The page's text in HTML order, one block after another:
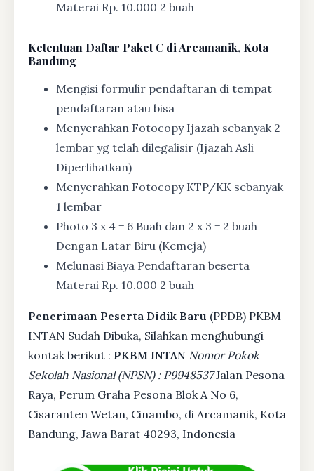
Materai Rp. 10.000 2 buah
Ketentuan Daftar Paket C di Arcamanik, Kota
Bandung
Mengisi formulir pendaftaran di tempat
pendaftaran atau bisa
Menyerahkan Fotocopy Ijazah sebanyak 2
lembar yg telah dilegalisir (Ijazah Asli
Diperlihatkan)
Menyerahkan Fotocopy KTP/KK sebanyak
1 lembar
Photo 3 x 4 = 6 Buah dan 2 x 3 = 2 buah
Dengan Latar Biru (Kemeja)
Melunasi Biaya Pendaftaran beserta
Materai Rp. 10.000 2 buah
Penerimaan Peserta Didik Baru (PPDB) PKBM
INTAN Sudah Dibuka, Silahkan menghubungi
kontak berikut : PKBM INTAN Nomor Pokok
Sekolah Nasional (NPSN) : P9948537Jalan Pesona
Raya, Perum Graha Pesona Blok A No 6,
Cisaranten Wetan, Cinambo, di Arcamanik, Kota
Bandung, Jawa Barat 40293, Indonesia